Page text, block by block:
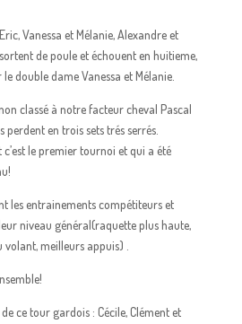
Vanessa et Mélanie, Alexandre et
de poule et échouent en huitieme,
double dame Vanessa et Mélanie.
classé à notre facteur cheval Pascal
perdent en trois sets trés serrés.
le premier tournoi et qui a été
les entrainements compétiteurs et
niveau général(raquette plus haute,
meilleurs appuis) .
ce tour gardois : Cécile, Clément et